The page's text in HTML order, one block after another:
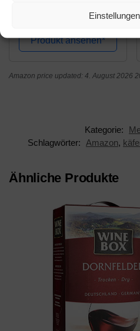
Produkt ansehen*
Amazon price updated: 4. August 2026
Kategorie:
Schlagwörter:
Amazon,
Ähnliche Produkte